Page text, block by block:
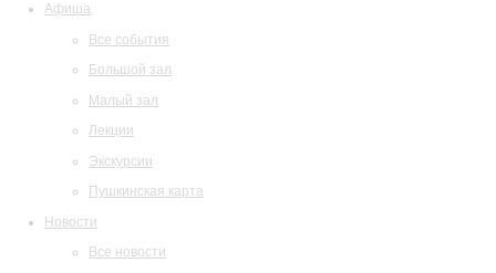
Афиша
Все события
Большой зал
Малый зал
Лекции
Экскурсии
Пушкинская карта
Новости
Все новости